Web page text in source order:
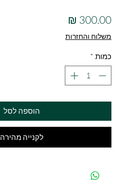
משלוח והחזרות
כמות *
הוספה לסל
לקנייה מהירה